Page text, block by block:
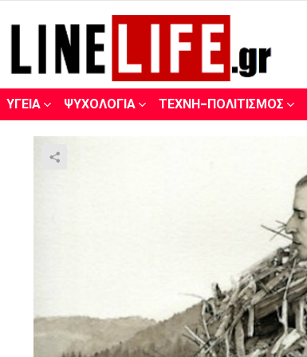
ΥΓΕΊΑ ΨΥΧΟΛΟΓΊΑ ΤΈΧΝΗ-ΠΟΛΙΤΙΣΜΌΣ